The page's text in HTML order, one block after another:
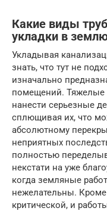
Какие виды
укладки в
Укладывая
знать, что тут не
изначально
помещений. Тяжелые
нанести серьезные
сплющивая их, что
абсолютному
неприятных
полностью
некстати на уже
когда земляные
нежелательны. Кроме
критической, и